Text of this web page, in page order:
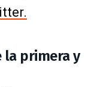
la primera y